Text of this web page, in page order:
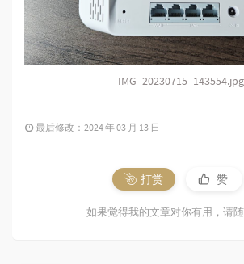
IMG_20230715_143554.jpg
最后修改：2024 年 03 月 13 日
打赏 赞
如果觉得我的文章对你有用，请